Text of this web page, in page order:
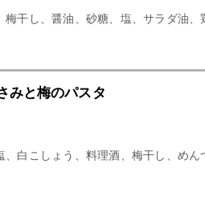
干し、醤油、砂糖、塩、サラダ油、
みと梅のパスタ
白こしょう、料理酒、梅干し、めん